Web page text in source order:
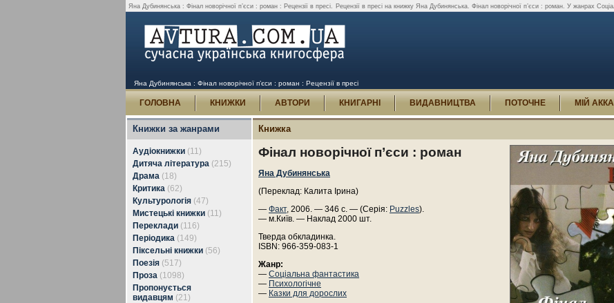
Яна Дубинянська : Фінал новорічної п’єси : роман : Рецензії в пресі. Рецензії в пресі на книжку Яна Дубинянська. Фінал новорічної п’єси : роман. У жанрах
Яна Дубинянська : Фінал новорічної п’єси : роман : Рецензії в пресі
ГОЛОВНА КНИЖКИ АВТОРИ КНИГАРНІ ВИДАВНИЦТВА ПОТОЧНЕ МІЙ
Книжки за жанрами
Аудіокнижки (11)
Дитяча література (215)
Драма (18)
Критика (62)
Культурологія (47)
Мистецькі книжки (11)
Переклади (116)
Періодика (149)
Піксельні книжки (56)
Поезія (517)
Проза (1098)
Пропонується
видавцям (21)
Книжка
Фінал новорічної п’єси : роман
Яна Дубинянська
(Переклад: Калита Ірина)
— Факт, 2006. — 346 с. — (Серія: Puzzles).
— м.Київ. — Наклад 2000 шт.
Тверда обкладинка.
ISBN: 966-359-083-1
Жанр:
— Соціальна фантастика
— Психологічне
— Казки для дорослих